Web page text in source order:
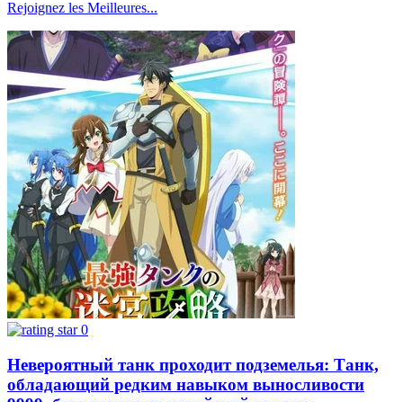
Rejoignez les Meilleures...
0
Невероятный танк проходит подземелья: Танк,
обладающий редким навыком выносливости